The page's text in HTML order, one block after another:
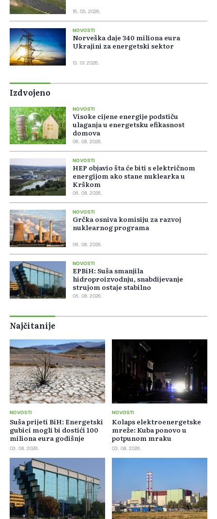
16. 05. 2026.
NOVOSTI
Norveška daje 340 miliona eura
Ukrajini za energetski sektor
13. 01. 2026.
Izdvojeno
NOVOSTI
Visoke cijene energije podstiču
ulaganja u energetsku efikasnost
domova
06. 08. 2026.
NOVOSTI
HEP objavio šta će biti s električnom
energijom ako stane nuklearka u
Krškom
06. 08. 2026.
NOVOSTI
Grčka osniva komisiju za razvoj
nuklearnog programa
06. 08. 2026.
NOVOSTI
EPBiH: Suša smanjila
hidroproizvodnju, snabdijevanje
strujom ostaje stabilno
05. 08. 2026.
Najčitanije
NOVOSTI
Suša prijeti BiH: Energetski
gubici mogli bi dostići 100
miliona eura godišnje
03. 08. 2026.
NOVOSTI
Kolaps elektroenergetske
mreže: Kuba ponovo u
potpunom mraku
03. 08. 2026.